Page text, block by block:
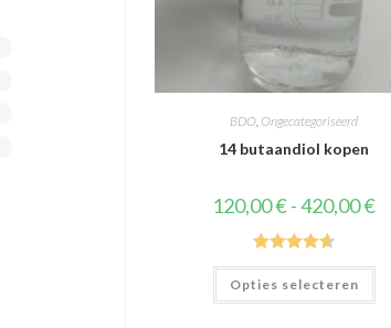
BDO Ongecategoriseerd
14 butaandiol kopen
120,00€-420,00€
Waardering
4.67uit 5
Opties selecteren
Dit